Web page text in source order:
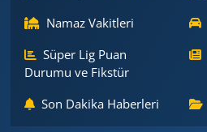
Namaz Vakitleri
Süper Lig Puan
Durumu ve Fikstür
Son Dakika Haberleri